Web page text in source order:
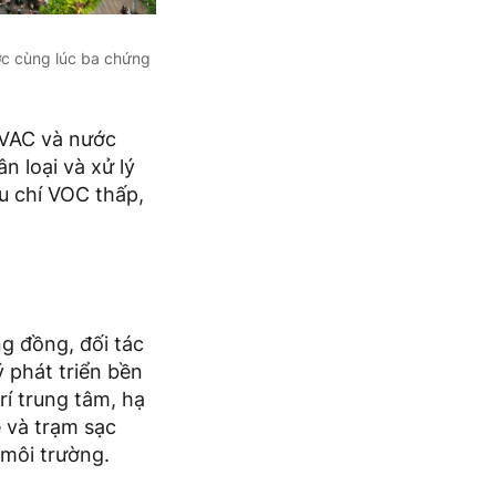
cùng lúc ba chứng
và nước
loại và xử lý
chí VOC thấp,
đồng, đối tác
phát triển bền
trung tâm, hạ
trạm sạc
trường.